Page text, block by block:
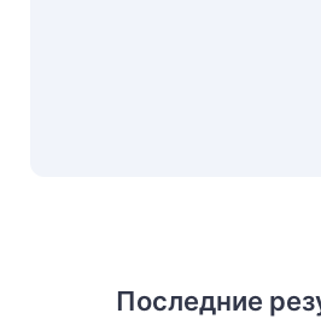
Последние